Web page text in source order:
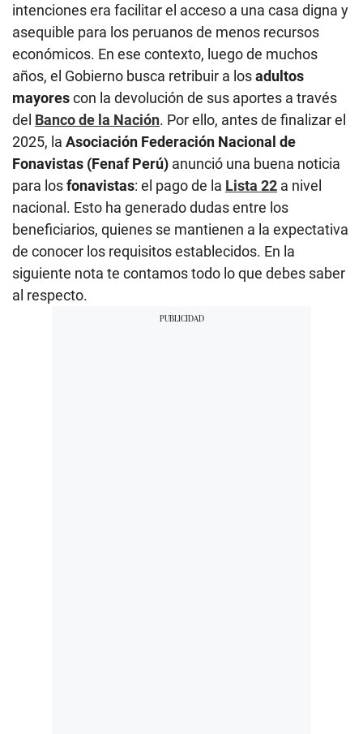
intenciones era facilitar el acceso a una casa digna y
asequible para los peruanos de menos recursos
económicos. En ese contexto, luego de muchos
años, el Gobierno busca retribuir a losadultos
mayorescon la devolución de sus aportes a través
del Banco de la Nación. Por ello, antes de finalizar el
2025, la Asociación Federación Nacional de
Fonavistas (Fenaf Perú) anunció una buena noticia
para losfonavistas: el pago de la Lista 22 a nivel
nacional. Esto ha generado dudas entre los
beneficiarios, quienes se mantienen a la expectativa
de conocer los requisitos establecidos. En la
siguiente nota te contamos todo lo que debes saber
al respecto.